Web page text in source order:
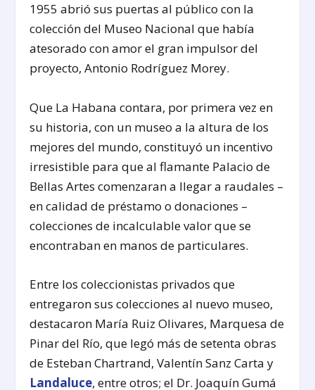
1955 abrió sus puertas al público con la
colección del Museo Nacional que había
atesorado con amor el gran impulsor del
proyecto, Antonio Rodríguez Morey.
Que La Habana contara, por primera vez en
su historia, con un museo a la altura de los
mejores del mundo, constituyó un incentivo
irresistible para que al flamante Palacio de
Bellas Artes comenzaran a llegar a raudales –
en calidad de préstamo o donaciones –
colecciones de incalculable valor que se
encontraban en manos de particulares.
Entre los coleccionistas privados que
entregaron sus colecciones al nuevo museo,
destacaron María Ruiz Olivares, Marquesa de
Pinar del Río, que legó más de setenta obras
de Esteban Chartrand, Valentín Sanz Carta y
Landaluce, entre otros; el Dr. Joaquín Gumá